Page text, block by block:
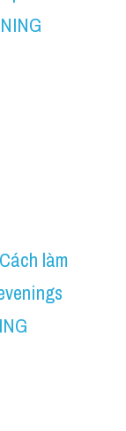
Cách làm